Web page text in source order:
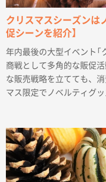
クリスマスシーズンは
促シーンを紹介】
年内最後の大型イベント「
商戦として多角的な販促
な販売戦略を立てても、
マス限定でノベルティグ